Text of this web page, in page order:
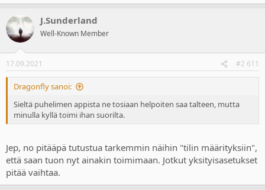
c
t
i
s
:
J.Sunderland
Well-Known Member
17.09.2021 #2 611
Dragonfly sanoi:
Sieltä puhelimen appista ne tosiaan helpoiten saa talteen, mutta
minulla kyllä toimi ihan suorilta.
Jep, no pitääpä tutustua tarkemmin näihin "tilin määrityksiin",
että saan tuon nyt ainakin toimimaan. Jotkut yksityisasetukset
pitää vaihtaa.